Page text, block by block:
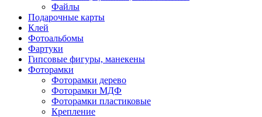
Файлы
Подарочные карты
Клей
Фотоальбомы
Фартуки
Гипсовые фигуры, манекены
Фоторамки
Фоторамки дерево
Фоторамки МДФ
Фоторамки пластиковые
Крепление